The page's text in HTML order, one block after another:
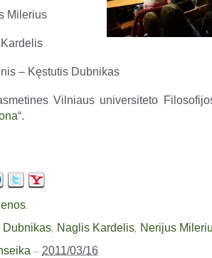
Milerius
– Kęstutis Dubnikas
Vilniaus universiteto
“.
.
Dubnikas, Naglis Kardelis, Nerijus
– 2011/03/16